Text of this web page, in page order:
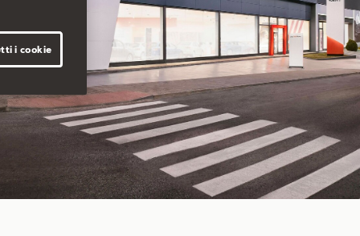
i cookie